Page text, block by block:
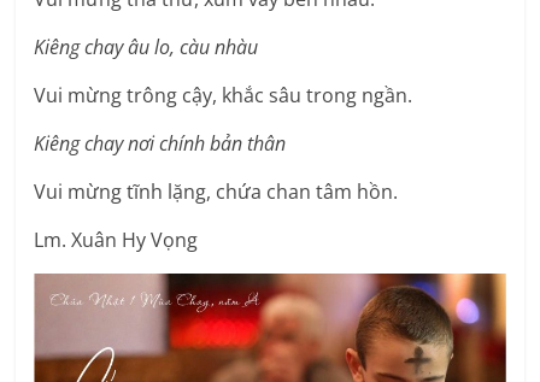
Kiêng chay âu lo, càu nhàu
Vui mừng trông cậy, khắc sâu trong ngần.
Kiêng chay nơi chính bản thân
Vui mừng tĩnh lặng, chứa chan tâm hồn.
Lm. Xuân Hy Vọng